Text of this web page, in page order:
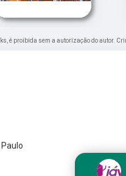
é proibida sem a autorização do autor.